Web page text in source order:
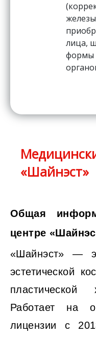
лица,
формы
«Шайнэст»
Общая
центре
«‎Шайнэст» —
эстетической
Работает на
лицензии с